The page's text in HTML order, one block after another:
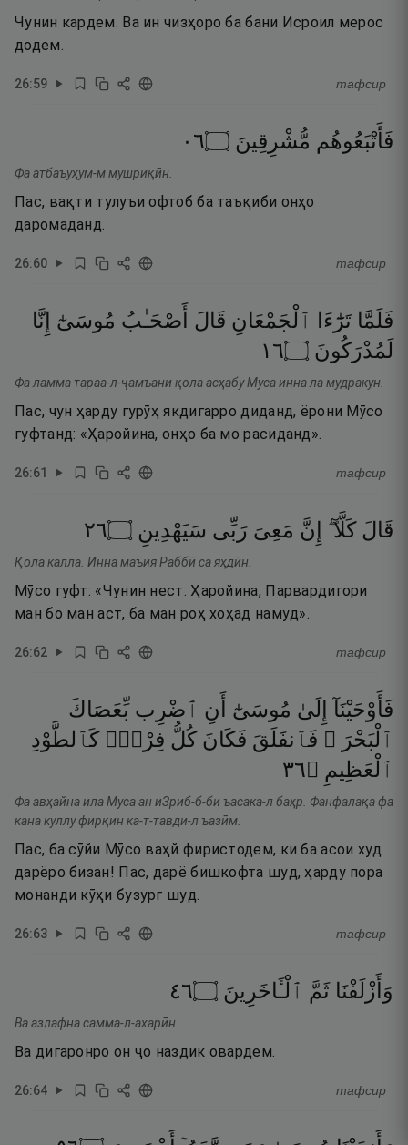
Чунин кардем. Ва ин чизҳоро ба бани Исроил мерос
додем.
26:59 тафсир
فَأَتْبَعُوهُم مُّشْرِقِينَ ۝٦٠
Фа атбаъуҳум-м мушриқӣн.
Пас, вақти тулуъи офтоб ба таъқиби онҳо
даромаданд.
26:60 тафсир
فَلَمَّا تَرَٰٓءَا ٱلْجَمْعَانِ قَالَ أَصْحَـٰبُ مُوسَىٰٓ إِنَّا
لَمُدْرَكُونَ ۝٦١
Фа ламма тараа-л-ҷамъани қола асҳабу Муса инна ла мудракун.
Пас, чун ҳарду гурӯҳ якдигарро диданд, ёрони Мӯсо
гуфтанд: «Ҳаройина, онҳо ба мо расиданд».
26:61 тафсир
قَالَ كَلَّآ ۖ إِنَّ مَعِىَ رَبِّى سَيَهْدِينِ ۝٦٢
Қола калла. Инна маъия Раббӣ са яҳдӣн.
Мӯсо гуфт: «Чунин нест. Ҳаройина, Парвардигори
ман бо ман аст, ба ман роҳ хоҳад намуд».
26:62 тафсир
فَأَوْحَيْنَآ إِلَىٰ مُوسَىٰٓ أَنِ ٱضْرِب بِّعَصَاكَ
ٱلْبَحْرَ ۖ فَٱنفَلَقَ فَكَانَ كُلُّ فِرْقٍۢ كَٱلطَّوْدِ
ٱلْعَظِيمِ ۝٦٣
Фа авҳайна ила Муса ан иЗриб-б-би ъасака-л баҳр. Фанфалақа фа
кана куллу фирқин ка-т-тавди-л ъазӣм.
Пас, ба сӯйи Мӯсо ваҳй фиристодем, ки ба асои худ
дарёро бизан! Пас, дарё бишкофта шуд, ҳарду пора
монанди кӯҳи бузург шуд.
26:63 тафсир
وَأَزْلَفْنَا ثَمَّ ٱلْـَٔاخَرِينَ ۝٦٤
Ва азлафна самма-л-ахарӣн.
Ва дигаронро он ҷо наздик овардем.
26:64 тафсир